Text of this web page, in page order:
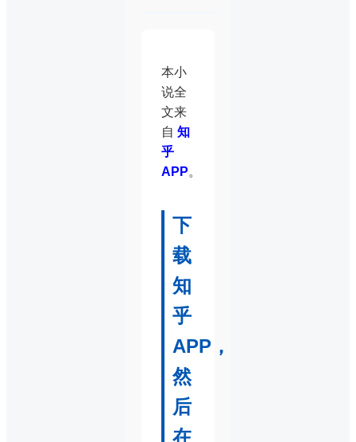
本小
说全
文来
自 知
乎
APP。
下
载
知
乎
APP，
然
后
在